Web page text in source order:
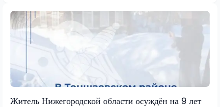
Житель Нижегородской области осуждён на 9 лет